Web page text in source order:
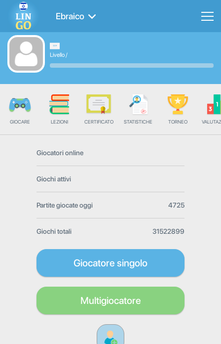
Ebraico
Livello/
GIOCARE LEZIONI CERTIFICATO STATISTICHE TORNEO
Giocatori online
Giochi attivi
Partite giocate oggi 4725
Giochi totali 31522899
Giocatore singolo
Multigiocatore